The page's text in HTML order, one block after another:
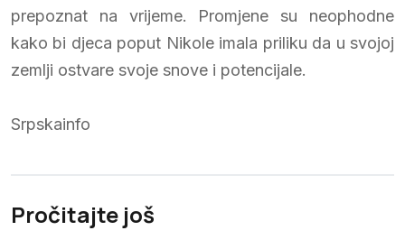
prepoznat na vrijeme. Promjene su neophodne
kako bi djeca poput Nikole imala priliku da u svojoj
zemlji ostvare svoje snove i potencijale.
Srpskainfo
Pročitajte još